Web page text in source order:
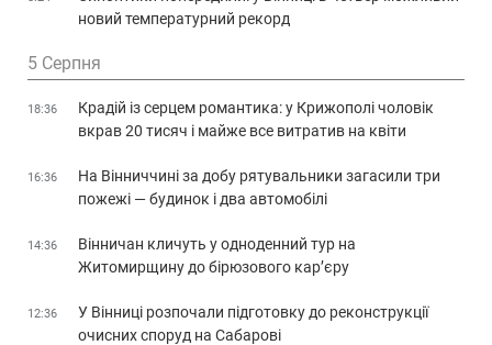
новий температурний рекорд
5 Серпня
18:36
Крадій із серцем романтика: у Крижополі чоловік
вкрав 20 тисяч і майже все витратив на квіти
16:36
На Вінниччині за добу рятувальники загасили три
пожежі — будинок і два автомобілі
14:36
Вінничан кличуть у одноденний тур на
Житомирщину до бірюзового кар’єру
12:36
У Вінниці розпочали підготовку до реконструкції
очисних споруд на Сабарові